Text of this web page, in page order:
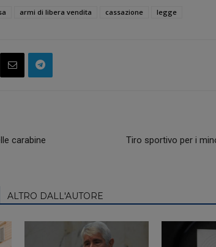
armi di libera vendita cassazione legge
carabine
Tiro sportivo per i
ALTRO DALL'AUTORE